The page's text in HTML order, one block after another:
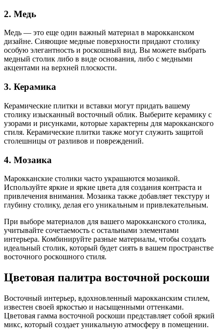
2. Медь
Медь — это еще один важный материал в марокканском
дизайне. Сияющие медные поверхности придают столику
особую элегантность и роскошный вид. Вы можете выбрать
медный столик либо в виде основания, либо с медными
акцентами на верхней плоскости.
3. Керамика
Керамические плитки и вставки могут придать вашему
столику изысканный восточный облик. Выберите керамику с
узорами и рисунками, которые характерны для марокканского
стиля. Керамические плитки также могут служить защитой
столешницы от разливов и повреждений.
4. Мозаика
Марокканские столики часто украшаются мозаикой.
Используйте яркие и яркие цвета для создания контраста и
привлечения внимания. Мозаика также добавляет текстуру и
глубину столику, делая его уникальным и привлекательным.
При выборе материалов для вашего марокканского столика,
учитывайте сочетаемость с остальными элементами
интерьера. Комбинируйте разные материалы, чтобы создать
идеальный столик, который будет сиять в вашем пространстве
восточного роскошного стиля.
Цветовая палитра восточной роскоши
Восточный интерьер, вдохновленный марокканским стилем,
известен своей яркостью и насыщенными оттенками.
Цветовая гамма восточной роскоши представляет собой яркий
микс, который создает уникальную атмосферу в помещении.